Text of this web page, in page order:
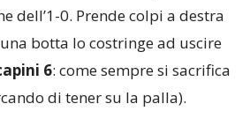
dell’1-0. Prende colpi a destra
botta lo costringe ad uscire
6: come sempre si sacrifica
di tener su la palla).